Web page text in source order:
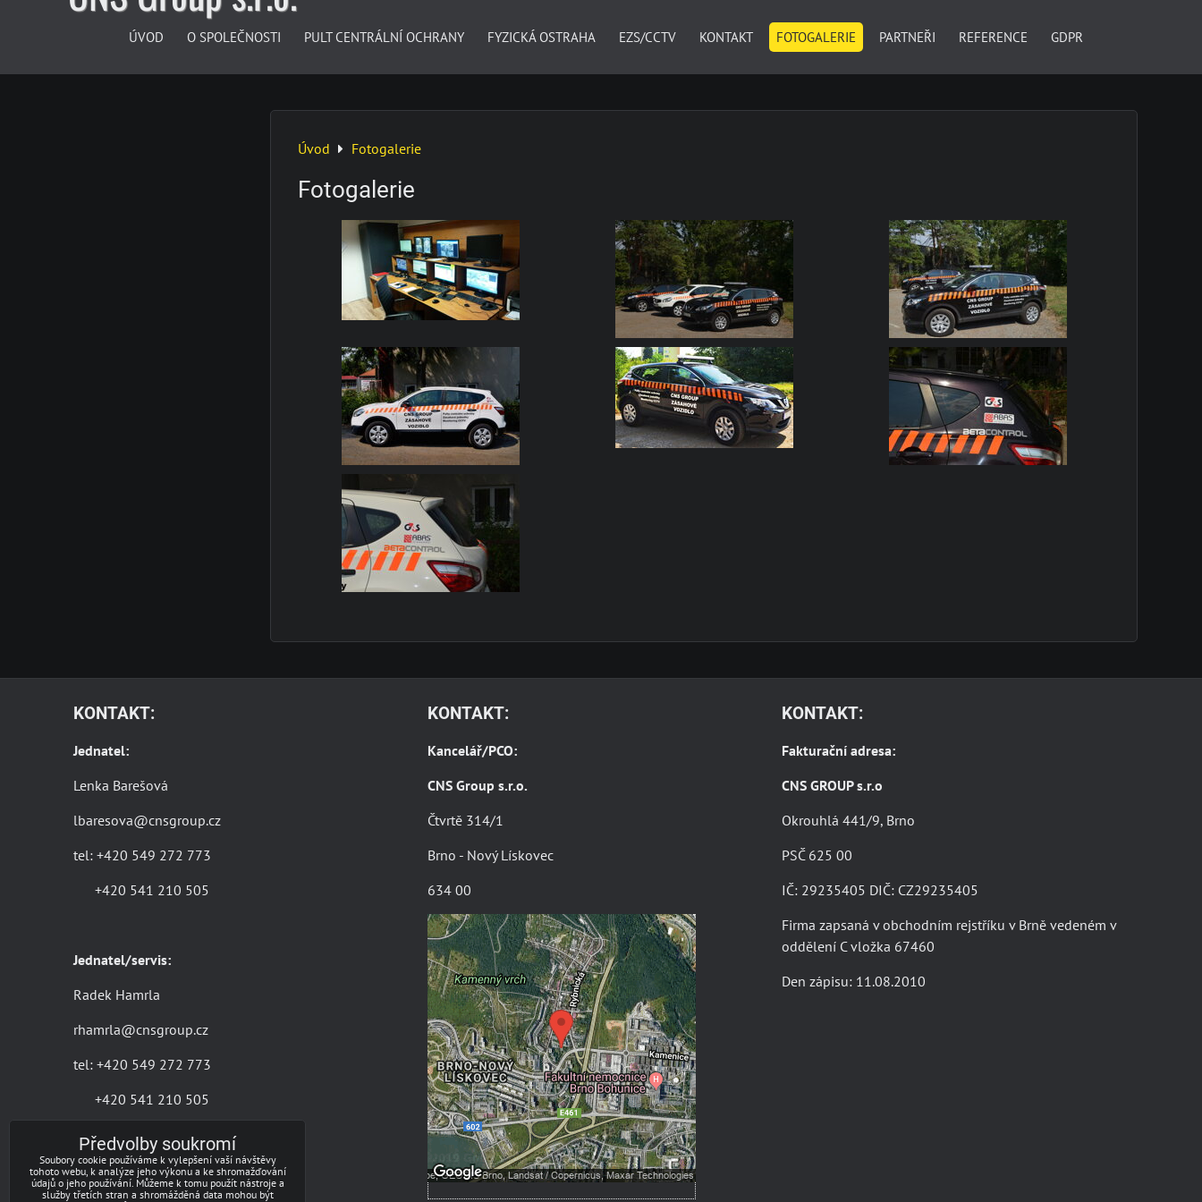
ÚVOD O SPOLEČNOSTI PULT CENTRÁLNÍ OCHRANY FYZICKÁ OSTRAHA EZS/CCTV KONTAKT FOTOGALERIE PARTNEŘI REFERENCE GDPR
Úvod Fotogalerie
Fotogalerie
KONTAKT:
Jednatel:
Lenka Barešová
lbaresova@cnsgroup.cz
tel: +420 549 272 773
+420 541 210 505
Jednatel/servis:
Radek Hamrla
rhamrla@cnsgroup.cz
tel: +420 549 272 773
+420 541 210 505
Vedoucí PCO:
KONTAKT:
Kancelář/PCO:
CNS Group s.r.o.
Čtvrtě 314/1
Brno - Nový Lískovec
634 00
Externí obsah je blokován
Volbami soukromí
Přejete si načíst externí obsah?
Povolit jednou
Povolit a zapamatovat - souhlas
s druhem cookie: Funkční
Otevřít obsah v novém okně
KONTAKT:
Fakturační adresa:
CNS GROUP s.r.o
Okrouhlá 441/9, Brno
PSČ 625 00
IČ: 29235405 DIČ: CZ29235405
Firma zapsaná v obchodním rejstříku v Brně vedeném v
oddělení C vložka 67460
Den zápisu: 11.08.2010
Předvolby soukromí
Soubory cookie používáme k vylepšení vaší návštěvy
tohoto webu, k analýze jeho výkonu a ke shromažďování
údajů o jeho používání. Můžeme k tomu použít nástroje a
služby třetích stran a shromážděná data mohou být